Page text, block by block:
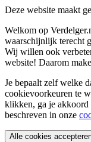
Deze website maakt
Welkom op
waarschijnlijk terecht
Wij willen ook
website! Daarom
Je bepaalt zelf welke
cookievoorkeuren te
klikken, ga je akkoord
beschreven in onze
Alle cookies